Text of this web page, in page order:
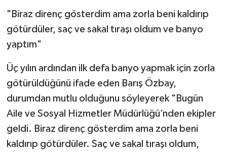
"Biraz direnç gösterdim ama zorla beni kaldırıp
götürdüler, saç ve sakal tıraşı oldum ve banyo
yaptım"
Üç yılın ardından ilk defa banyo yapmak için zorla
götürüldüğünü ifade eden Barış Özbay,
durumdan mutlu olduğunu söyleyerek "Bugün
Aile ve Sosyal Hizmetler Müdürlüğü’nden ekipler
geldi. Biraz direnç gösterdim ama zorla beni
kaldırıp götürdüler. Saç ve sakal tıraşı oldum,